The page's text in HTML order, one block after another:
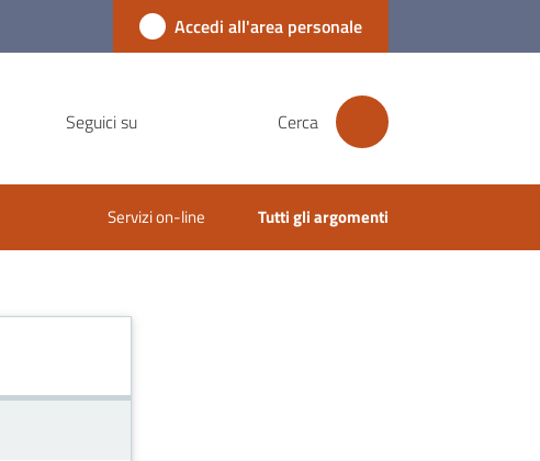
Accedi all'area personale
Seguici su Cerca
Servizi on-line Tutti gli argomenti